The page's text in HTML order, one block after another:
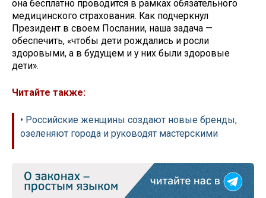
она бесплатно проводится в рамках обязательного
медицинского страхования. Как подчеркнул
Президент в своем Послании, наша задача —
обеспечить, «чтобы дети рождались и росли
здоровыми, а в будущем и у них были здоровые
дети».
Читайте также:
• Российские женщины создают новые бренды,
озеленяют города и руководят мастерскими